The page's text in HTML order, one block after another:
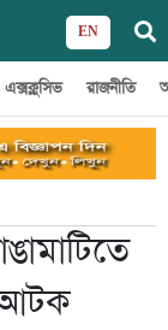
EN
এক্সক্লুসিভ রাজনীতি
আটক